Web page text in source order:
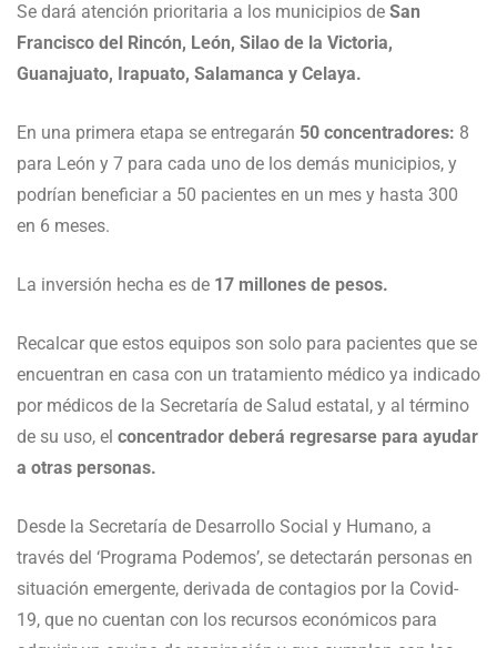
Se dará atención prioritaria a los municipios de San
Francisco del Rincón, León, Silao de la Victoria,
Guanajuato, Irapuato, Salamanca y Celaya.
En una primera etapa se entregarán 50 concentradores: 8
para León y 7 para cada uno de los demás municipios, y
podrían beneficiar a 50 pacientes en un mes y hasta 300
en 6 meses.
La inversión hecha es de 17 millones de pesos.
Recalcar que estos equipos son solo para pacientes que se
encuentran en casa con un tratamiento médico ya indicado
por médicos de la Secretaría de Salud estatal, y al término
de su uso, el concentrador deberá regresarse para ayudar
a otras personas.
Desde la Secretaría de Desarrollo Social y Humano, a
través del ‘Programa Podemos’, se detectarán personas en
situación emergente, derivada de contagios por la Covid-
19, que no cuentan con los recursos económicos para